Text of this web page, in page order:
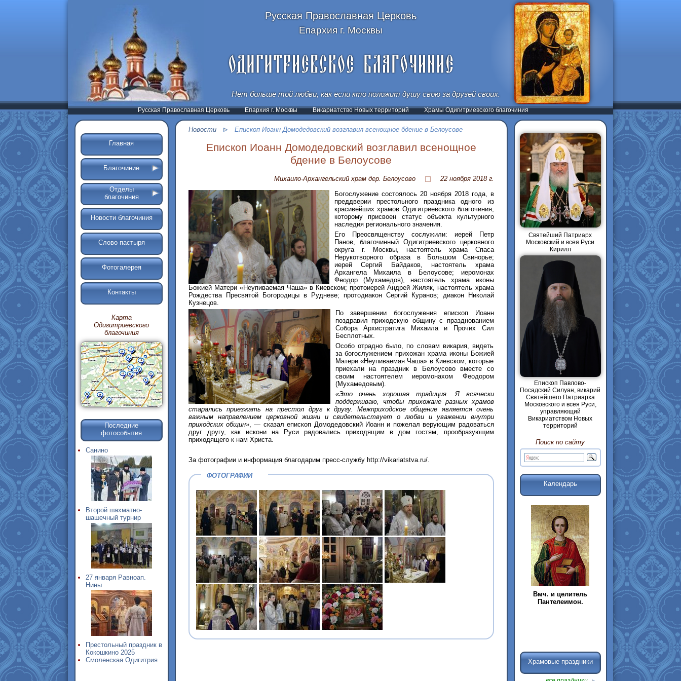
Русская Православная Церковь
Епархия г. Москвы
Нет больше той любви, как если кто положит душу свою за друзей своих.
Русская Православная Церковь Епархия г. Москвы Викариатство Новых территорий Храмы Одигитриевского благочиния
Главная
Благочиние
Отделы
благочиния
Новости благочиния
Слово пастыря
Фотогалерея
Контакты
Карта
Одигитриевского
благочиния
Последние
фотособытия
Санино
Второй шахматно-
шашечный турнир
27 января Равноап.
Нины
Престольный праздник в
Кокошкино 2025
Смоленская Одигитрия
Новости Епископ Иоанн Домодедовский возглавил всенощное бдение в Белоусове
Епископ Иоанн Домодедовский возглавил всенощное
бдение в Белоусове
Михаило-Архангельский храм дер. Белоусово
22 ноября 2018 г.
Богослужение состоялось 20 ноября 2018 года, в
преддверии престольного праздника одного из
красивейших храмов Одигитриевского благочиния,
которому присвоен статус объекта культурного
наследия регионального значения.
Его Преосвященству сослужили: иерей Петр
Панов, благочинный Одигитриевского церковного
округа г. Москвы, настоятель храма Спаса
Нерукотворного образа в Большом Свинорье;
иерей Сергий Байдаков, настоятель храма
Архангела Михаила в Белоусове; иеромонах
Феодор (Мухамедов), настоятель храма иконы
Божией Матери «Неупиваемая Чаша» в Киевском; протоиерей Андрей Жиляк, настоятель храма
Рождества Пресвятой Богородицы в Рудневе; протодиакон Сергий Куранов; диакон Николай
Кузнецов.
По завершении богослужения епископ Иоанн
поздравил приходскую общину с празднованием
Собора Архистратига Михаила и Прочих Сил
Бесплотных.
Особо отрадно было, по словам викария, видеть
за богослужением прихожан храма иконы Божией
Матери «Неупиваемая Чаша» в Киевском, которые
приехали на праздник в Белоусово вместе со
своим настоятелем иеромонахом Феодором
(Мухамедовым).
«Это очень хорошая традиция. Я всячески
поддерживаю, чтобы прихожане разных храмов
старались приезжать на престол друг к другу. Межприходское общение является очень
важным направлением церковной жизни и свидетельствует о любви и уважении внутри
приходских общин», — сказал епископ Домодедовский Иоанн и пожелал верующим радоваться
друг другу, как искони на Руси радовались приходящим в дом гостям, прообразующим
приходящего к нам Христа.
За фотографии и информация благодарим пресс-службу http://vikariatstva.ru/.
ФОТОГРАФИИ
Святейший Патриарх
Московский и всея Руси
Кирилл
Епископ Павлово-
Посадский Силуан, викарий
Святейшего Патриарха
Московского и всея Руси,
управляющий
Викариатством Новых
территорий
Поиск по сайту
Календарь
Вмч. и целитель
Пантелеимон.
Храмовые праздники